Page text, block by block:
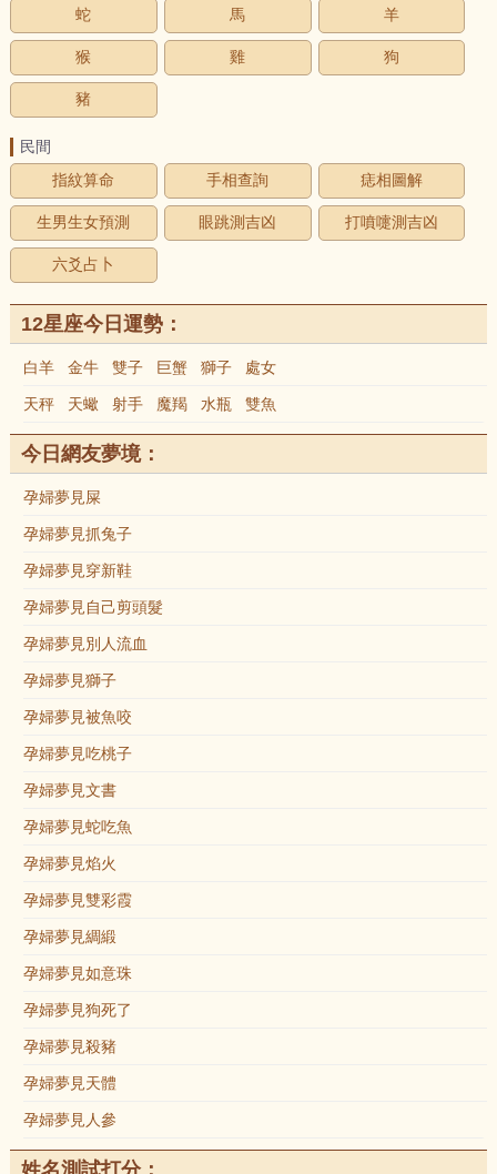
蛇 馬 羊
猴 雞 狗
豬
民間
指紋算命
手相查詢 痣相圖解
生男生女預測 眼跳測吉凶 打噴嚏測吉凶
六爻占卜
12星座今日運勢：
白羊 金牛 雙子 巨蟹 獅子 處女
天秤 天蠍 射手 魔羯 水瓶 雙魚
今日網友夢境：
孕婦夢見屎
孕婦夢見抓兔子
孕婦夢見穿新鞋
孕婦夢見自己剪頭髮
孕婦夢見別人流血
孕婦夢見獅子
孕婦夢見被魚咬
孕婦夢見吃桃子
孕婦夢見文書
孕婦夢見蛇吃魚
孕婦夢見焰火
孕婦夢見雙彩霞
孕婦夢見綢緞
孕婦夢見如意珠
孕婦夢見狗死了
孕婦夢見殺豬
孕婦夢見天體
孕婦夢見人參
姓名測試打分：